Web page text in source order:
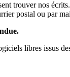
trouver nos
postal ou par
libres issus